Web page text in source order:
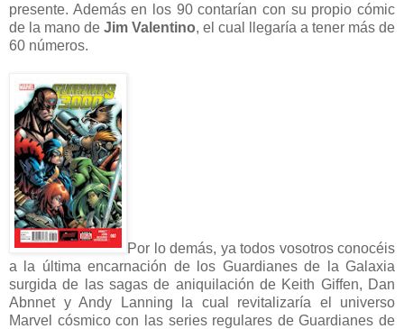
presente. Además en los 90 contarían con su propio cómic
de la mano de Jim Valentino, el cual llegaría a tener más de
60 números.
Por lo demás, ya todos vosotros conocéis
a la última encarnación de los Guardianes de la Galaxia
surgida de las sagas de aniquilación de Keith Giffen, Dan
Abnnet y Andy Lanning la cual revitalizaría el universo
Marvel cósmico con las series regulares de Guardianes de